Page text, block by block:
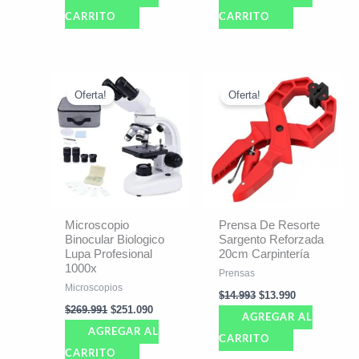
CARRITO CARRITO
Oferta!
Microscopio
Binocular Biologico
Lupa Profesional
1000x
Microscopios
$269.991
El
precio
original
$269.991.
$251.090
es:
$251.090.
AGREGAR AL
CARRITO
Oferta!
Prensa De Resorte
Sargento Reforzada
20cm Carpintería
Prensas
$14.993
precio
original
era:
$14.993.
$13.990
El
precio
actual
$13.990.
AGREGAR AL
CARRITO